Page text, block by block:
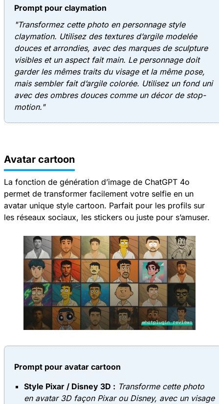
Prompt pour claymation
"Transformez cette photo en personnage style
claymation. Utilisez des textures d’argile modelée
douces et arrondies, avec des marques de sculpture
visibles et un aspect fait main. Le personnage doit
garder les mêmes traits du visage et la même pose,
mais sembler fait d’argile colorée. Utilisez un fond uni
avec des ombres douces comme un décor de stop-
motion."
Avatar cartoon
La fonction de génération d’image de ChatGPT 4o
permet de transformer facilement votre selfie en un
avatar unique style cartoon. Parfait pour les profils sur
les réseaux sociaux, les stickers ou juste pour s’amuser.
Prompt pour avatar cartoon
Style Pixar / Disney 3D : Transforme cette photo
en avatar 3D façon Pixar ou Disney, avec un visage